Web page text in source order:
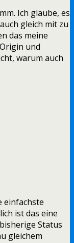
Ich glaube, es
gleich mit zu
das meine
und
warum auch
einfachste
ist das eine
Status
gleichem